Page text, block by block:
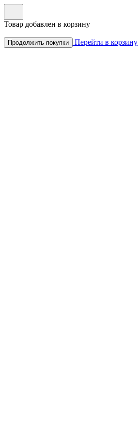
Товар добавлен в корзину
Продолжить покупки Перейти в корзину